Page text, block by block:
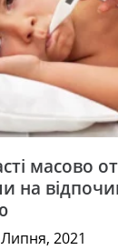
масово
на
2021